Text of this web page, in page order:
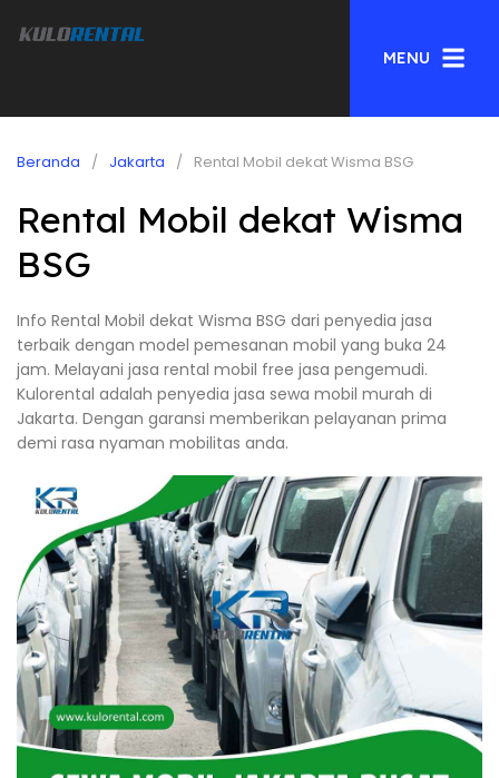
MENU
Beranda Jakarta Rental Mobil dekat Wisma BSG
Rental Mobil dekat Wisma
BSG
Info Rental Mobil dekat Wisma BSG dari penyedia jasa
terbaik dengan model pemesanan mobil yang buka 24
jam. Melayani jasa rental mobil free jasa pengemudi.
Kulorental adalah penyedia jasa sewa mobil murah di
Jakarta. Dengan garansi memberikan pelayanan prima
demi rasa nyaman mobilitas anda.